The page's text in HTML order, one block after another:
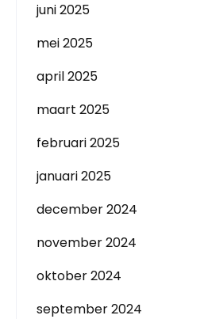
juni 2025
mei 2025
april 2025
maart 2025
februari 2025
januari 2025
december 2024
november 2024
oktober 2024
september 2024